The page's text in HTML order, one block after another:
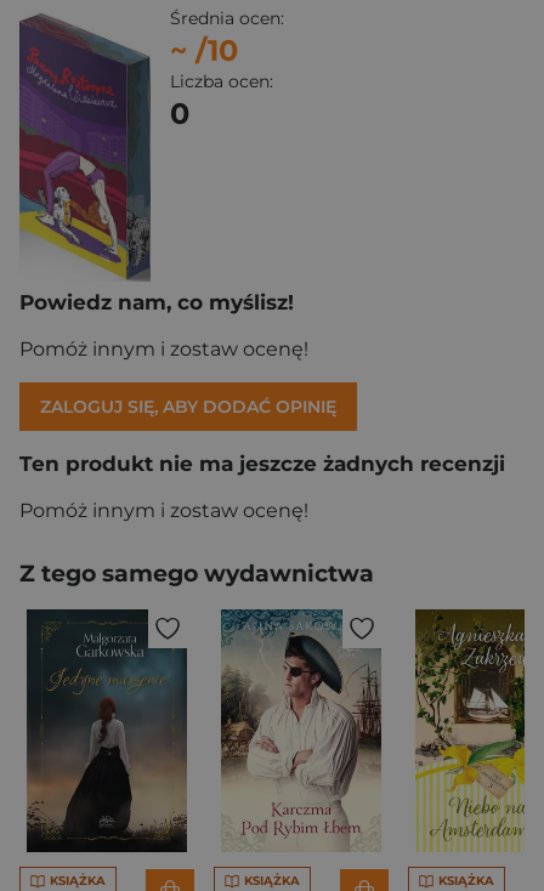
Średnia ocen:
~ /10
Liczba ocen:
0
Powiedz nam, co myślisz!
Pomóż innym i zostaw ocenę!
ZALOGUJ SIĘ, ABY DODAĆ OPINIĘ
Ten produkt nie ma jeszcze żadnych recenzji
Pomóż innym i zostaw ocenę!
Z tego samego wydawnictwa
KSIĄŻKA KSIĄŻKA KSIĄŻKA